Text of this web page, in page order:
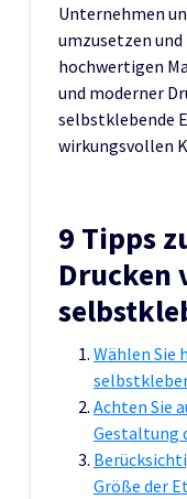
Unternehmen
umzusetzen
hochwertigen
und moderner
selbstklebende
wirkungsvollen
9 Tipps
Drucken
Wählen Sie
Achten Sie
Gestaltung
Größe der